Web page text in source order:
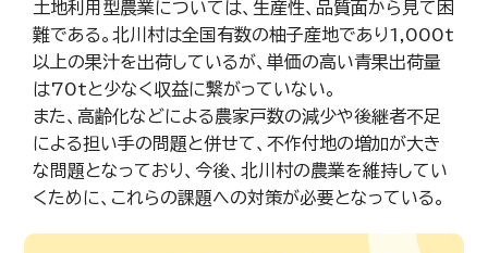
土地利用型農業については、生産性、品質面から見て困
難である。北川村は全国有数の柚子産地であり1,000t
以上の果汁を出荷しているが、単価の高い青果出荷量
は70tと少なく収益に繋がっていない。
また、高齢化などによる農家戸数の減少や後継者不足
による担い手の問題と併せて、不作付地の増加が大き
な問題となっており、今後、北川村の農業を維持してい
くために、これらの課題への対策が必要となっている。